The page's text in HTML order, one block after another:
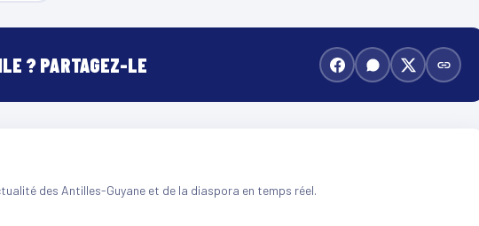
? PARTAGEZ-LE
des Antilles-Guyane et de la diaspora en temps réel.